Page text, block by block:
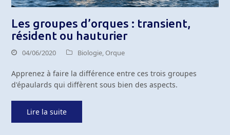
Les groupes d’orques : transient,
résident ou hauturier
04/06/2020 Biologie,Orque
Apprenez à faire la différence entre ces trois groupes
d'épaulards qui diffèrent sous bien des aspects.
Lire la suite